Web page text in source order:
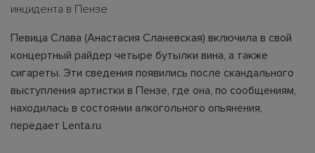
инцидента в Пензе
Певица Слава (Анастасия Сланевская) включила в свой
концертный райдер четыре бутылки вина, а также
сигареты. Эти сведения появились после скандального
выступления артистки в Пензе, где она, по сообщениям,
находилась в состоянии алкогольного опьянения,
передает Lenta.ru